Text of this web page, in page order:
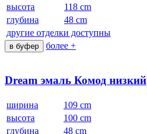
высота
118 cm
глубина
48 cm
другие отделки доступны
в буфер более +
Dream эмаль Комод низкий
ширина
109 cm
высота
100 cm
глубина
48 cm